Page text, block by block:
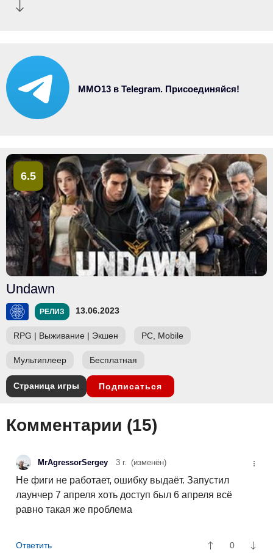
MMO13 в Telegram. Присоединяйся!
6.5
Undawn
РЕЛИЗ 13.06.2023
RPG | Выживание | Экшен PC, Mobile
Мультиплеер Бесплатная
Страница игры Подписаться
Комментарии (15)
MrAgressorSergey 3 г. (изменён)
Не фиги не работает, ошибку выдаёт. Запустил
лаунчер 7 апреля хоть доступ был 6 апреля всё
равно такая же проблема
0